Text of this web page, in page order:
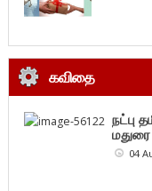
கவிதை
நட்பு
மதுரை
04